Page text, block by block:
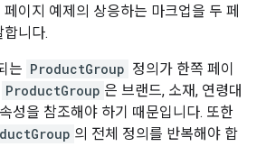
이지 예제의 상응하는 마크업을 두 페
니다.
는 ProductGroup 정의가 한쪽 페이
ProductGroup 은 브랜드, 소재, 연령대
성을 참조해야 하기 때문입니다. 또한
의 전체 정의를 반복해야 합